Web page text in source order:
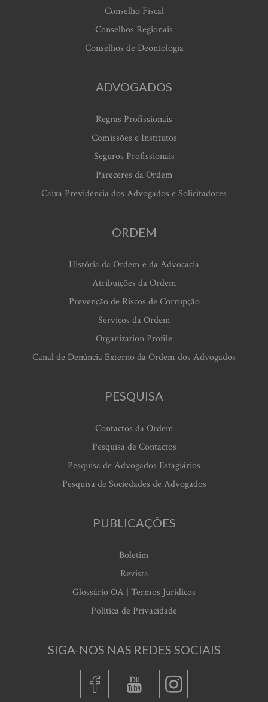
Conselho Fiscal
Conselhos Regionais
Conselhos de Deontologia
ADVOGADOS
Regras Profissionais
Comissões e Institutos
Seguros Profissionais
Pareceres da Ordem
Caixa Previdência dos Advogados e Solicitadores
ORDEM
História da Ordem e da Advocacia
Atribuições da Ordem
Prevenção de Riscos de Corrupção
Serviços da Ordem
Organization Profile
Canal de Denúncia Externo da Ordem dos Advogados
PESQUISA
Contactos da Ordem
Pesquisa de Contactos
Pesquisa de Advogados Estagiários
Pesquisa de Sociedades de Advogados
PUBLICAÇÕES
Boletim
Revista
Glossário OA | Termos Jurídicos
Política de Privacidade
SIGA-NOS NAS REDES SOCIAIS